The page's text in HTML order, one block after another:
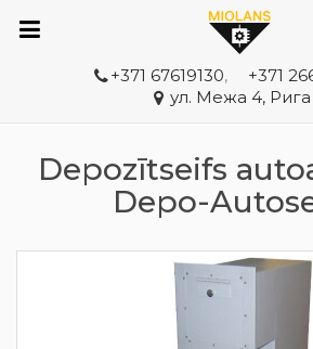
+371 67619130,
+371
ул. Межа 4, Рига
Depozītseifs
Depo-